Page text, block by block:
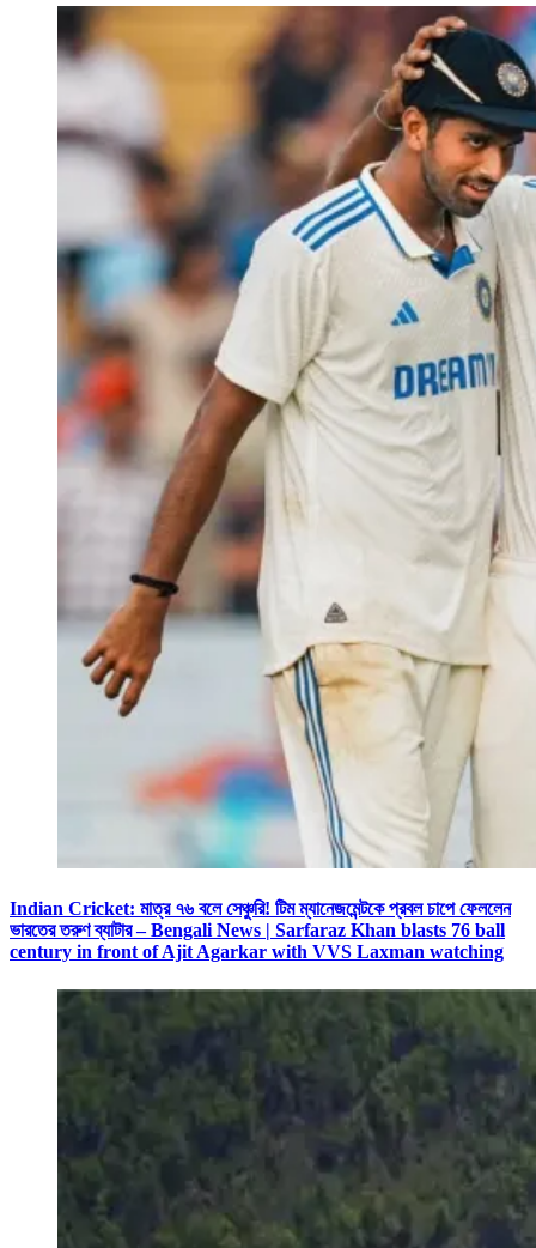
Indian Cricket: মাত্র ৭৬ বলে সেঞ্চুরি! টিম ম্যানেজমেন্টকে প্রবল চাপে ফেললেন
ভারতের তরুণ ব্যাটার – Bengali News | Sarfaraz Khan blasts 76 ball
century in front of Ajit Agarkar with VVS Laxman watching